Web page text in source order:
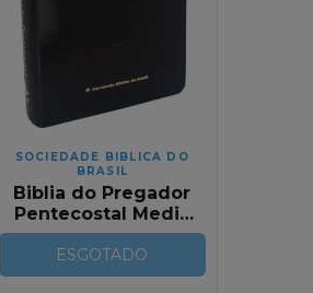
SOCIEDADE BIBLICA DO
BRASIL
Biblia do Pregador
Pentecostal Media
Preta
RC com indice
ESGOTADO